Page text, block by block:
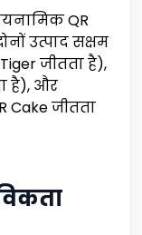
QR
उत्पाद सक्षम
जीतता है),
है), और
Cake जीतता